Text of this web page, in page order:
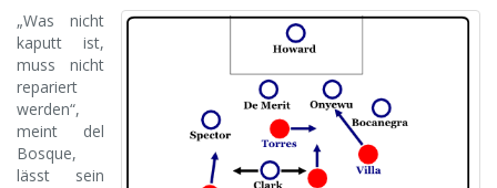
„Was nicht
kaputt ist,
muss nicht
repariert
werden“,
meint del
Bosque,
lässt sein